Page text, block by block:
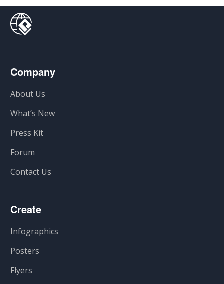
Company
About Us
What’s New
Press Kit
Forum
Contact Us
Create
Infographics
Posters
Flyers